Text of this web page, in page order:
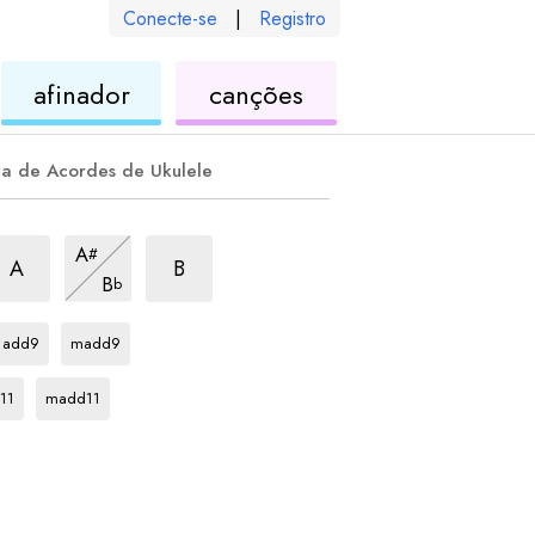
Conecte-se | Registro
afinadorukulelecanções
de Acordes de Ukulele
A
A#
acorde
Bb
m6
B
Db
add9
madd9
madd11